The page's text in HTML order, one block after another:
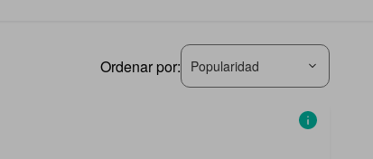
Ordenar por: Popularidad